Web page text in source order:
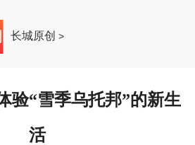
长城原创 >
验“雪季乌托邦”的新生
活